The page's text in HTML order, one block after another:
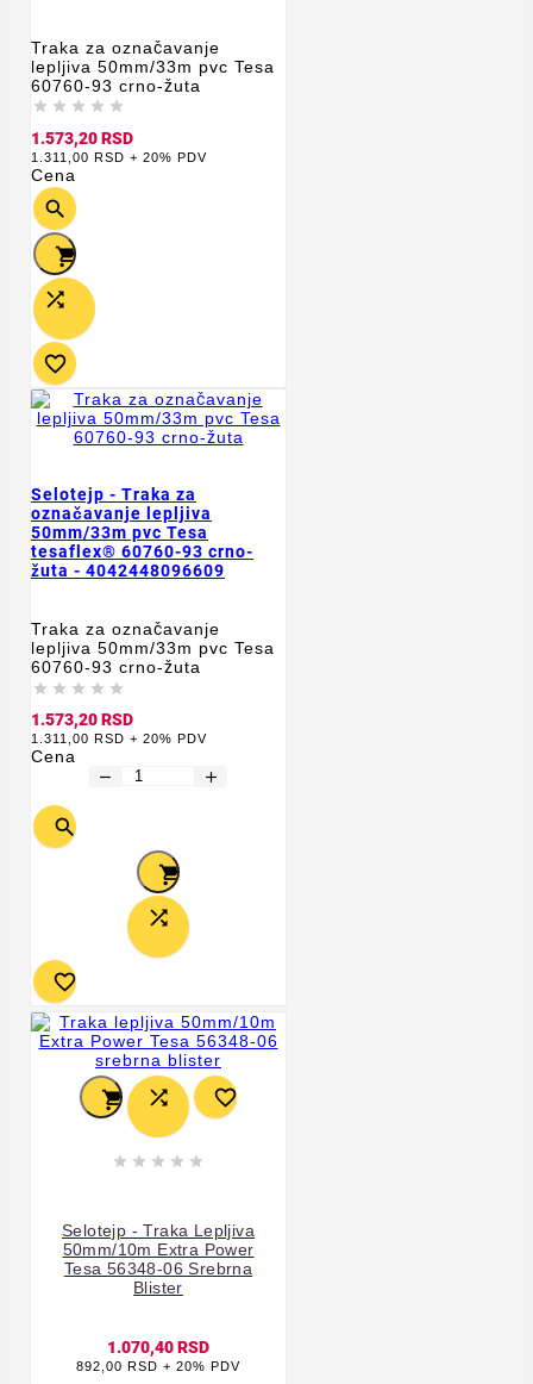
Traka za označavanje
lepljiva 50mm/33m pvc Tesa
60760-93 crno-žuta
    
1.573,20 RSD
1.311,00 RSD + 20% PDV
Cena




Selotejp - Traka za
označavanje lepljiva
50mm/33m pvc Tesa
tesaflex® 60760-93 crno-
žuta - 4042448096609
Traka za označavanje
lepljiva 50mm/33m pvc Tesa
60760-93 crno-žuta
    
1.573,20 RSD
1.311,00 RSD + 20% PDV
Cena
remove add




  
    
Selotejp - Traka Lepljiva
50mm/10m Extra Power
Tesa 56348-06 Srebrna
Blister
1.070,40 RSD
892,00 RSD + 20% PDV